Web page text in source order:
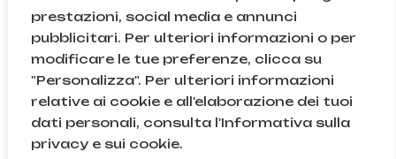
prestazioni, social media e annunci
pubblicitari. Per ulteriori informazioni o per
modificare le tue preferenze, clicca su
"Personalizza". Per ulteriori informazioni
relative ai cookie e all'elaborazione dei tuoi
dati personali, consulta l'Informativa sulla
privacy e sui cookie.
Subtotale:
© Doctor Tennis | B&D S.r.l.s. | P.iva 08709820966 |
Sede Legale: Via Gallarate 131, 20151, Milano (MI) | Cod.
Fisc. e n.iscr. al Reg. Imprese di Milano: 08709820966
| REA: MI – 2043895